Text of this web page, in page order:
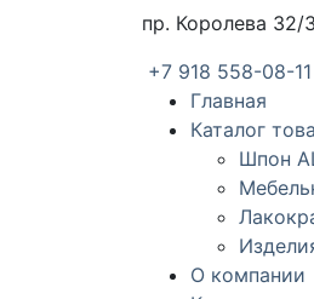
пр. Королева 32/
+7 918 558-08-11
Главная
Каталог
Шпон
О компании